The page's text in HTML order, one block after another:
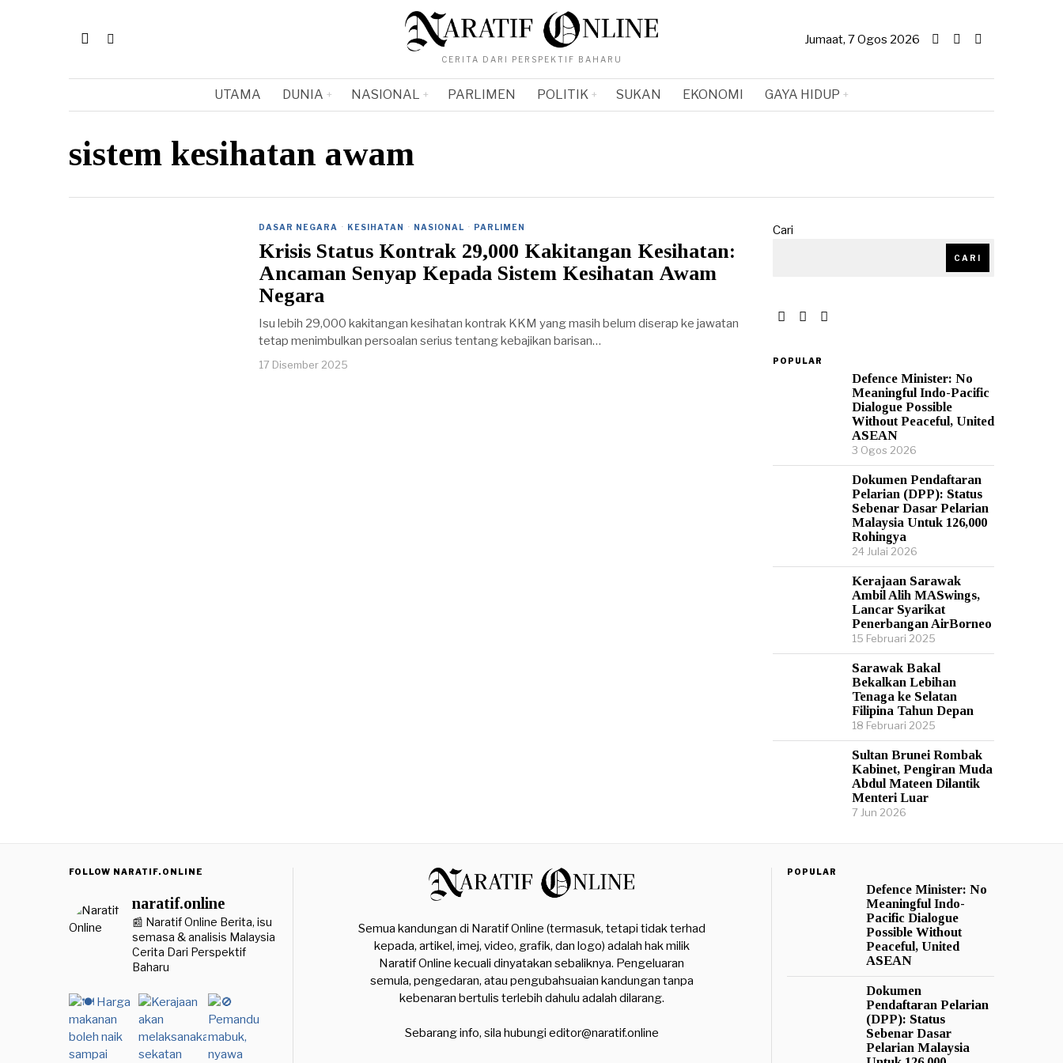
CERITA DARI PERSPEKTIF BAHARU
Jumaat, 7 Ogos 2026
UTAMA DUNIA NASIONAL PARLIMEN POLITIK SUKAN EKONOMI GAYA HIDUP
sistem kesihatan awam
DASAR NEGARA · KESIHATAN · NASIONAL · PARLIMEN
Krisis Status Kontrak 29,000 Kakitangan Kesihatan:
Ancaman Senyap Kepada Sistem Kesihatan Awam
Negara
Isu lebih 29,000 kakitangan kesihatan kontrak KKM yang masih belum diserap ke jawatan
tetap menimbulkan persoalan serius tentang kebajikan barisan…
17 Disember 2025
Cari
CARI
POPULAR
Defence Minister: No
Meaningful Indo-Pacific
Dialogue Possible
Without Peaceful, United
ASEAN
3 Ogos 2026
Dokumen Pendaftaran
Pelarian (DPP): Status
Sebenar Dasar Pelarian
Malaysia Untuk 126,000
Rohingya
24 Julai 2026
Kerajaan Sarawak
Ambil Alih MASwings,
Lancar Syarikat
Penerbangan AirBorneo
15 Februari 2025
Sarawak Bakal
Bekalkan Lebihan
Tenaga ke Selatan
Filipina Tahun Depan
18 Februari 2025
Sultan Brunei Rombak
Kabinet, Pengiran Muda
Abdul Mateen Dilantik
Menteri Luar
7 Jun 2026
FOLLOW NARATIF.ONLINE
naratif.online
📰 Naratif Online Berita, isu
semasa & analisis Malaysia
Cerita Dari Perspektif
Baharu
Semua kandungan di Naratif Online (termasuk, tetapi tidak terhad
kepada, artikel, imej, video, grafik, dan logo) adalah hak milik
Naratif Online kecuali dinyatakan sebaliknya. Pengeluaran
semula, pengedaran, atau pengubahsuaian kandungan tanpa
kebenaran bertulis terlebih dahulu adalah dilarang.
Sebarang info, sila hubungi editor@naratif.online
POPULAR
Defence Minister: No
Meaningful Indo-
Pacific Dialogue
Possible Without
Peaceful, United
ASEAN
Dokumen
Pendaftaran Pelarian
(DPP): Status
Sebenar Dasar
Pelarian Malaysia